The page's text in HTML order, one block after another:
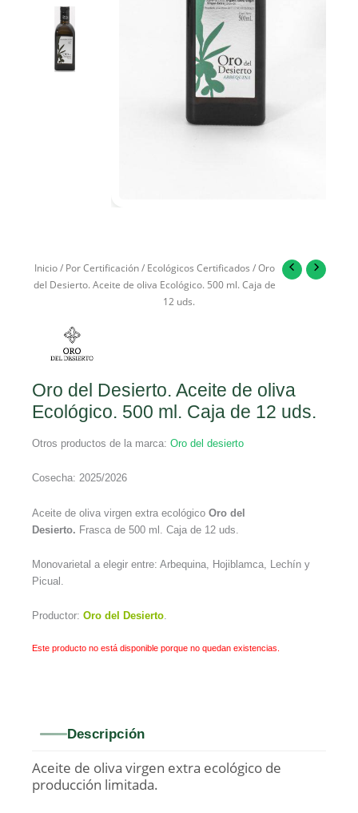
Inicio/ Por Certificación/ Ecológicos Certificados / Oro
del Desierto. Aceite de oliva Ecológico. 500 ml. Caja de
12 uds.
Oro del Desierto. Aceite de oliva
Ecológico. 500 ml. Caja de 12 uds.
Otros productos de la marca: Oro del desierto
Cosecha: 2025/2026
Aceite de oliva virgen extra ecológico Oro del
Desierto. Frasca de 500 ml. Caja de 12 uds.
Monovarietal a elegir entre: Arbequina, Hojiblamca, Lechín y
Picual.
Productor: Oro del Desierto.
Este producto no está disponible porque no quedan existencias.
Descripción
Aceite de oliva virgen extra ecológico de
producción limitada.